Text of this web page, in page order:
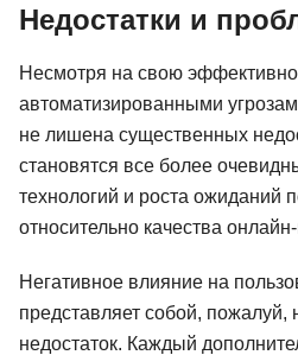
Недостатки и
Несмотря на свою
автоматизированными
не лишена существенных
становятся все более
технологий и роста ожиданий
относительно качества
Негативное влияние на
представляет собой,
недостаток. Каждый